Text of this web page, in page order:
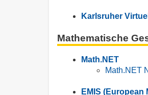
Karlsruher
Mathematische
Math.NET
Math.NET
EMIS